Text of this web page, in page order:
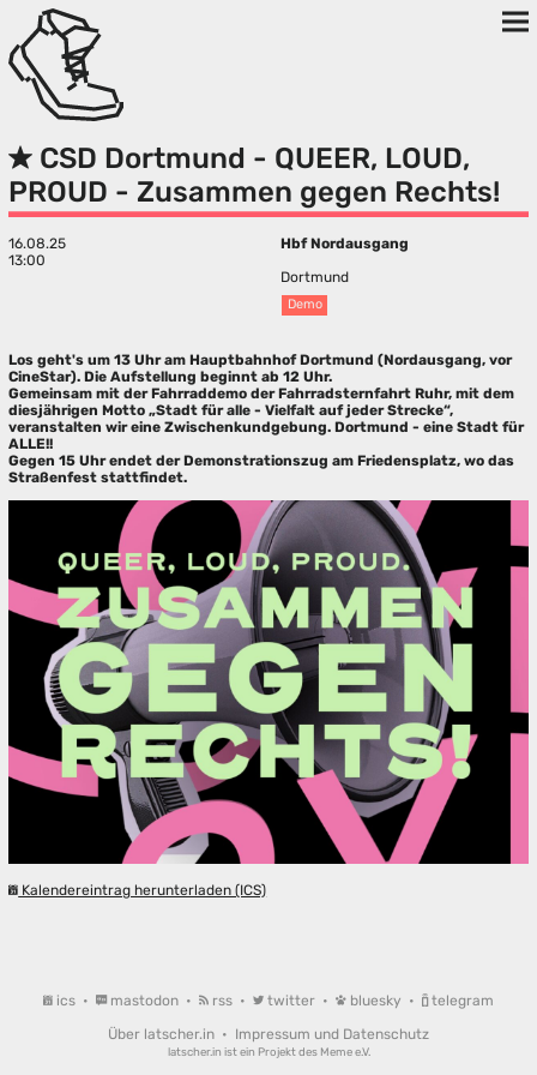
CSD Dortmund - QUEER, LOUD,
PROUD - Zusammen gegen Rechts!
16.08.25
13:00
Hbf Nordausgang
Dortmund
Demo
Los geht's um 13 Uhr am Hauptbahnhof Dortmund (Nordausgang, vor
CineStar). Die Aufstellung beginnt ab 12 Uhr.
Gemeinsam mit der Fahrraddemo der Fahrradsternfahrt Ruhr, mit dem
diesjährigen Motto „Stadt für alle - Vielfalt auf jeder Strecke“,
veranstalten wir eine Zwischenkundgebung. Dortmund - eine Stadt für
ALLE!!
Gegen 15 Uhr endet der Demonstrationszug am Friedensplatz, wo das
Straßenfest stattfindet.
Kalendereintrag herunterladen (ICS)
ics • mastodon • rss • twitter • bluesky •
telegram
Über latscher.in • Impressum und Datenschutz
latscher.in ist ein Projekt des Meme e.V.